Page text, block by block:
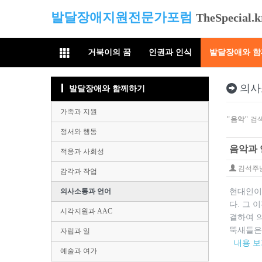
발달장애지원전문가포럼
거북이의 꿈 인권과 인식 발달장애와
의
"음악" 검
음악과
김석주
현대인
다. 그
결하여
뚝새들
내용
발달장애와 함께하기
가족과 지원
정서와 행동
적응과 사회성
감각과 작업
의사소통과 언어
시각지원과 AAC
자립과 일
예술과 여가